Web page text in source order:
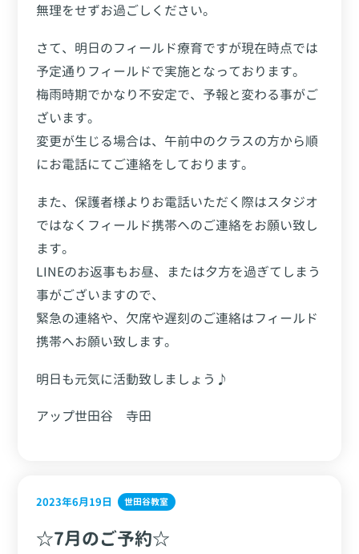
無理をせずお過ごしください。
さて、明日のフィールド療育ですが現在時点では
予定通りフィールドで実施となっております。
梅雨時期でかなり不安定で、予報と変わる事がご
ざいます。
変更が生じる場合は、午前中のクラスの方から順
にお電話にてご連絡をしております。
また、保護者様よりお電話いただく際はスタジオ
ではなくフィールド携帯へのご連絡をお願い致し
ます。
LINEのお返事もお昼、または夕方を過ぎてしまう
事がございますので、
緊急の連絡や、欠席や遅刻のご連絡はフィールド
携帯へお願い致します。
明日も元気に活動致しましょう♪
アップ世田谷 寺田
2023年6月19日 世田谷教室
☆7月のご予約☆